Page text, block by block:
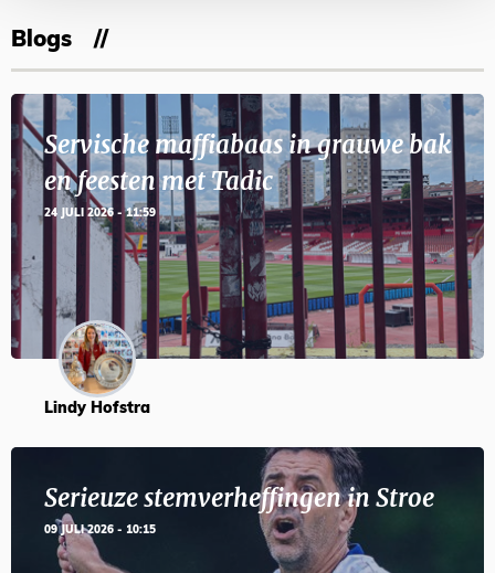
Blogs
Servische maffiabaas in grauwe bak
en feesten met Tadic
24 JULI 2026 - 11:59
Lindy Hofstra
Serieuze stemverheffingen in Stroe
09 JULI 2026 - 10:15